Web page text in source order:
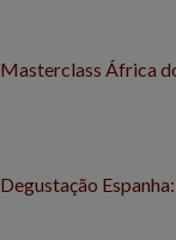
Masterclass África
Degustação